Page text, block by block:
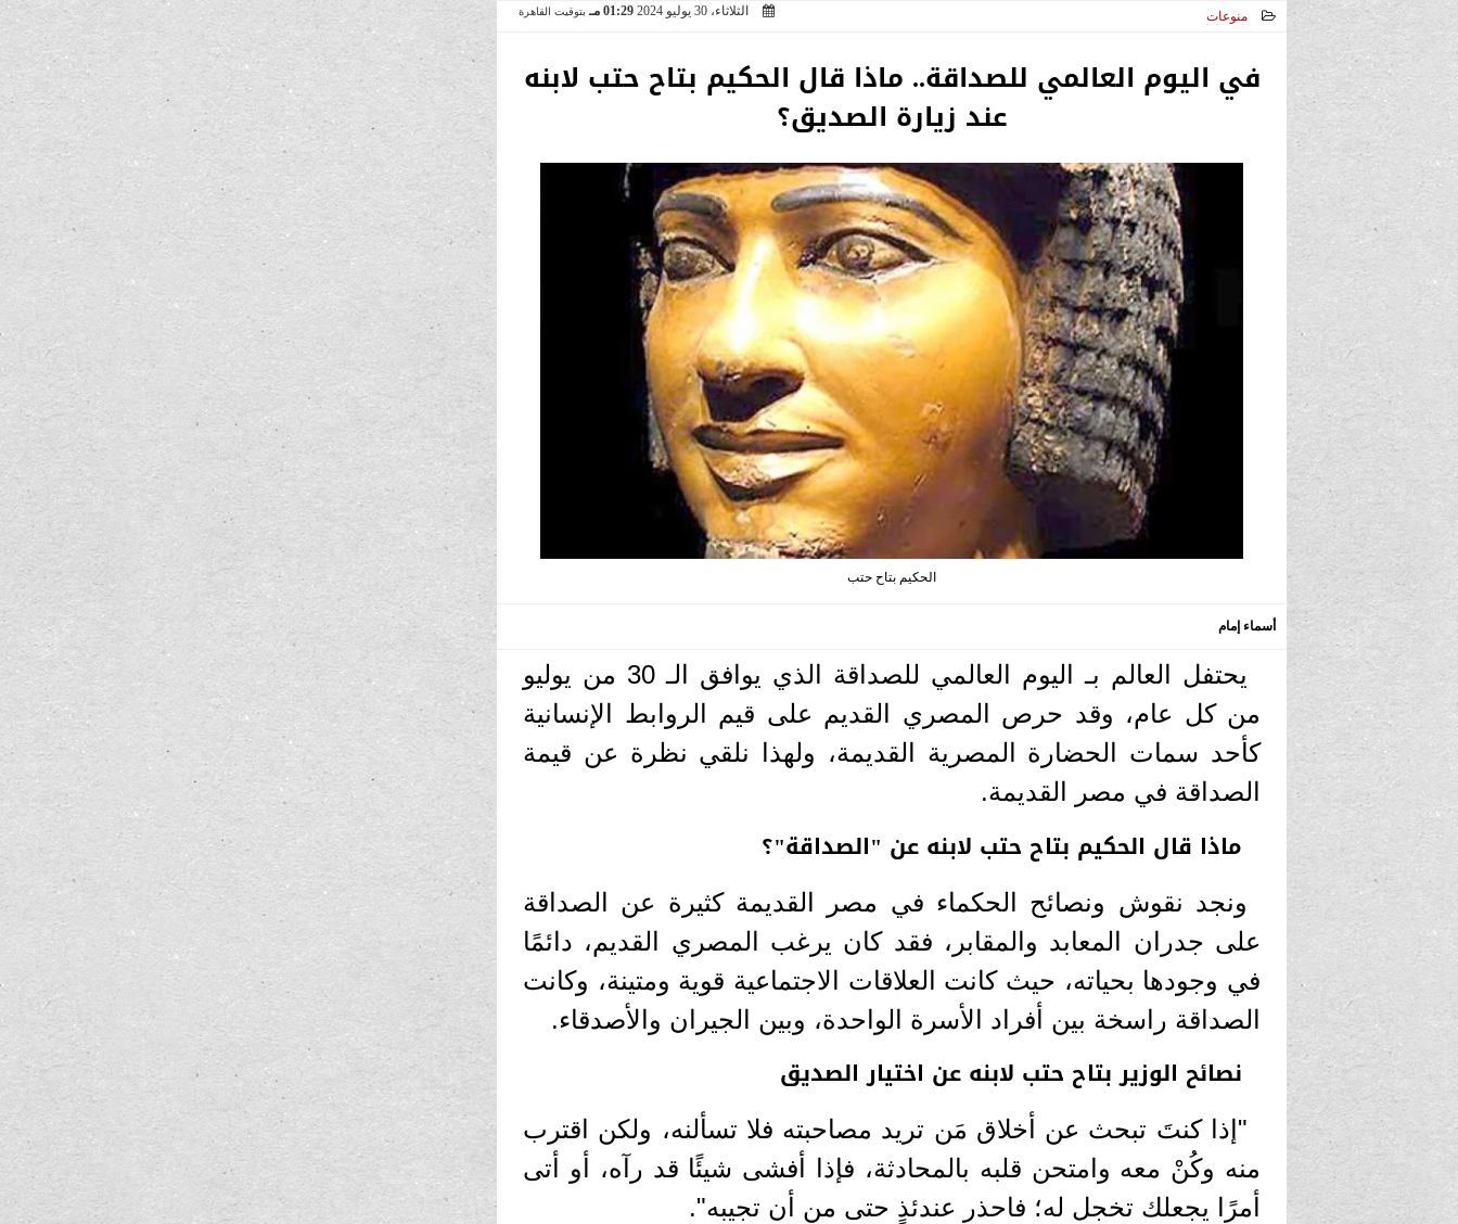
منوعات الثلاثاء، 30 يوليو 2024 01:29 مـ بتوقيت القاهرة
في اليوم العالمي للصداقة.. ماذا قال الحكيم بتاح حتب لابنه
عند زيارة الصديق؟
الحكيم بتاح حتب
أسماء إمام
يحتفل العالم بـ اليوم العالمي للصداقة الذي يوافق الـ 30 من يوليو
من كل عام، وقد حرص المصري القديم على قيم الروابط الإنسانية
كأحد سمات الحضارة المصرية القديمة، ولهذا نلقي نظرة عن قيمة
الصداقة في مصر القديمة.
ماذا قال الحكيم بتاح حتب لابنه عن "الصداقة"؟
ونجد نقوش ونصائح الحكماء في مصر القديمة كثيرة عن الصداقة
على جدران المعابد والمقابر، فقد كان يرغب المصري القديم، دائمًا
في وجودها بحياته، حيث كانت العلاقات الاجتماعية قوية ومتينة، وكانت
الصداقة راسخة بين أفراد الأسرة الواحدة، وبين الجيران والأصدقاء.
نصائح الوزير بتاح حتب لابنه عن اختيار الصديق
"إذا كنتَ تبحث عن أخلاق مَن تريد مصاحبته فلا تسألنه، ولكن اقترب
منه وكُنْ معه وامتحن قلبه بالمحادثة، فإذا أفشى شيئًا قد رآه، أو أتى
أمرًا يجعلك تخجل له؛ فاحذر عندئذٍ حتى من أن تجيبه".